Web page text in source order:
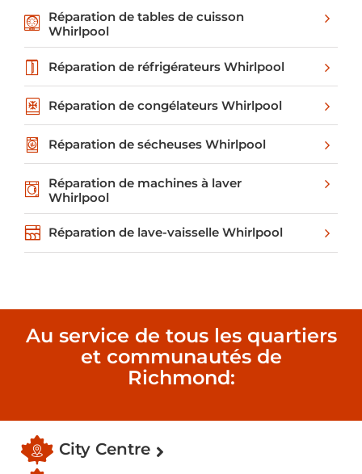
Réparation de tables de cuisson
Whirlpool
Réparation de réfrigérateurs Whirlpool
Réparation de congélateurs Whirlpool
Réparation de sécheuses Whirlpool
Réparation de machines à laver
Whirlpool
Réparation de lave-vaisselle Whirlpool
Au service de tous les quartiers
et communautés de
Richmond:
City Centre